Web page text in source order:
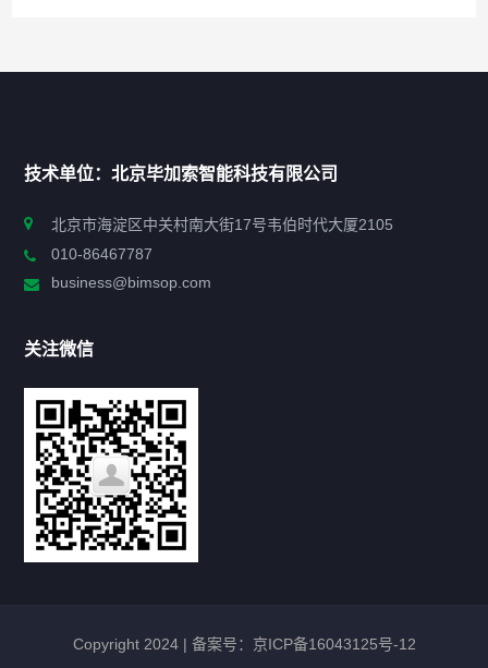
政策法规
新闻资讯
工作动态
会议活动
技术单位：北京毕加索智能科技有限公司
北京市海淀区中关村南大街17号韦伯时代大厦2105
010-86467787
business@bimsop.com
关注微信
Copyright 2024 | 备案号：京ICP备16043125号-12